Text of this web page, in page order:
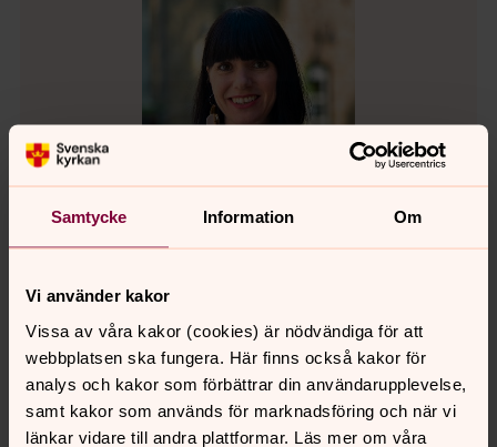
Samtycke Information Om
Vi använder kakor
Vissa av våra kakor (cookies) är nödvändiga för att
webbplatsen ska fungera. Här finns också kakor för
analys och kakor som förbättrar din användarupplevelse,
samt kakor som används för marknadsföring och när vi
länkar vidare till andra plattformar. Läs mer om våra
Madelene Birgenius
Musikpedagog, Masthuggs församling
Direkt:031-731 92 47SMS: 073-773 10 71
E-post:madelene.birgenius@svenskakyrkan.se